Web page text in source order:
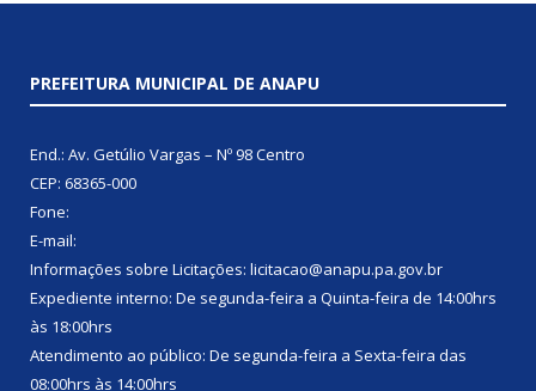
PREFEITURA MUNICIPAL DE ANAPU
End.: Av. Getúlio Vargas – Nº 98 Centro
CEP: 68365-000
Fone:
E-mail:
Informações sobre Licitações: licitacao@anapu.pa.gov.br
Expediente interno: De segunda-feira a Quinta-feira de 14:00hrs
às 18:00hrs
Atendimento ao público: De segunda-feira a Sexta-feira das
08:00hrs às 14:00hrs